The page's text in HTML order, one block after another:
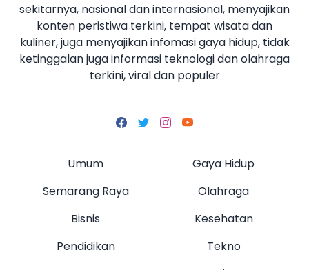
sekitarnya, nasional dan internasional, menyajikan
konten peristiwa terkini, tempat wisata dan
kuliner, juga menyajikan infomasi gaya hidup, tidak
ketinggalan juga informasi teknologi dan olahraga
terkini, viral dan populer
Umum
Semarang Raya
Bisnis
Pendidikan
Gaya Hidup
Olahraga
Kesehatan
Tekno